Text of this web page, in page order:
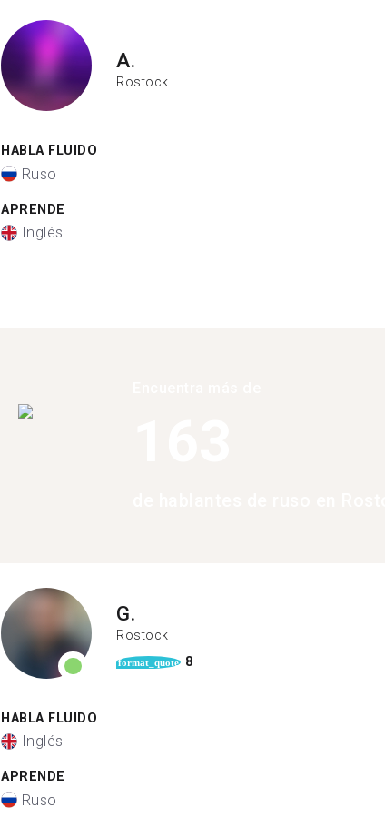
A.
Rostock
HABLA FLUIDO
Ruso
APRENDE
Inglés
G.
Rostock
format_quote 8
HABLA FLUIDO
Inglés
APRENDE
Ruso